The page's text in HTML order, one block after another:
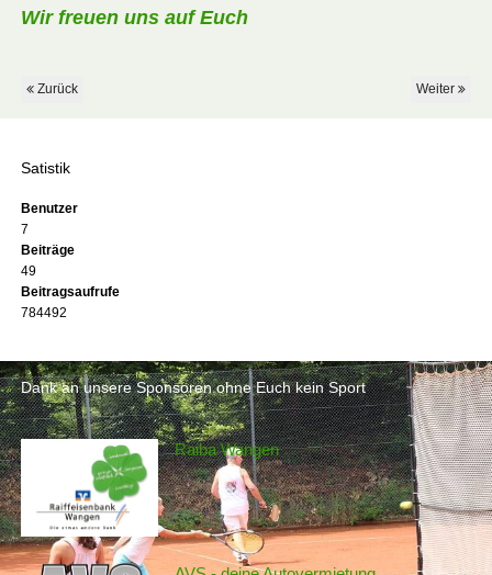
Wir freuen uns auf Euch
Zurück Weiter
Satistik
Benutzer
7
Beiträge
49
Beitragsaufrufe
784492
Dank an unsere Sponsoren ohne Euch kein Sport
Raiba Wangen